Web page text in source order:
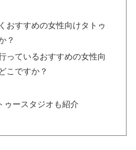
おすすめの女性向けタトゥ
？
っているおすすめの女性向
こですか？
ゥースタジオも紹介